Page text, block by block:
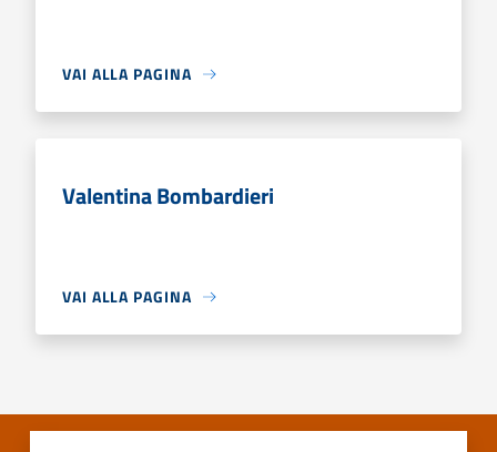
VAI ALLA PAGINA
Valentina Bombardieri
VAI ALLA PAGINA